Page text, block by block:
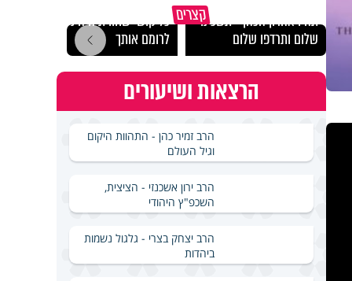
קצריםתהיו אהרון הכהן - תשכינו
שלום ותרדפו שלום
כל קושי שחווית היה ניסיון
לרומם אותך
הרצאות ושיעורים
הרב זמיר כהן - התהוות היקום
וגיל העולם
הרב ירון אשכנזי - הציצית,
השכפ"ץ היהודי
הרב יצחק בצרי - גלגול נשמות
ביהדות